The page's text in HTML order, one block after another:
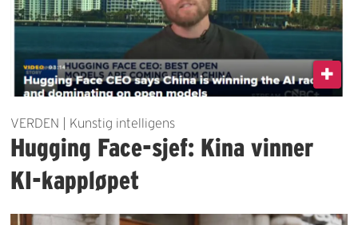
VERDEN | Kunstig intelligens
Hugging Face-sjef: Kina vinner
KI-kappløpet